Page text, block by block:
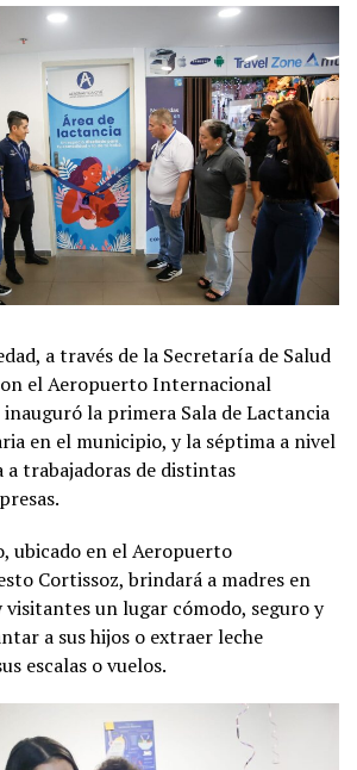
a través de la Secretaría de Salud
el Aeropuerto Internacional
la primera Sala de Lactancia
en el municipio, y la séptima a nivel
a trabajadoras de distintas
ubicado en el Aeropuerto
Cortissoz, brindará a madres en
un lugar cómodo, seguro y
a sus hijos o extraer leche
escalas o vuelos.